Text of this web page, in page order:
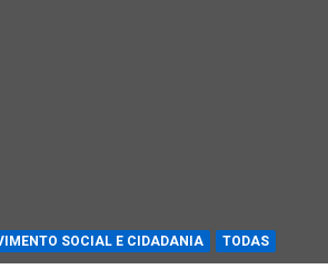
SOCIAL E CIDADANIA TODAS